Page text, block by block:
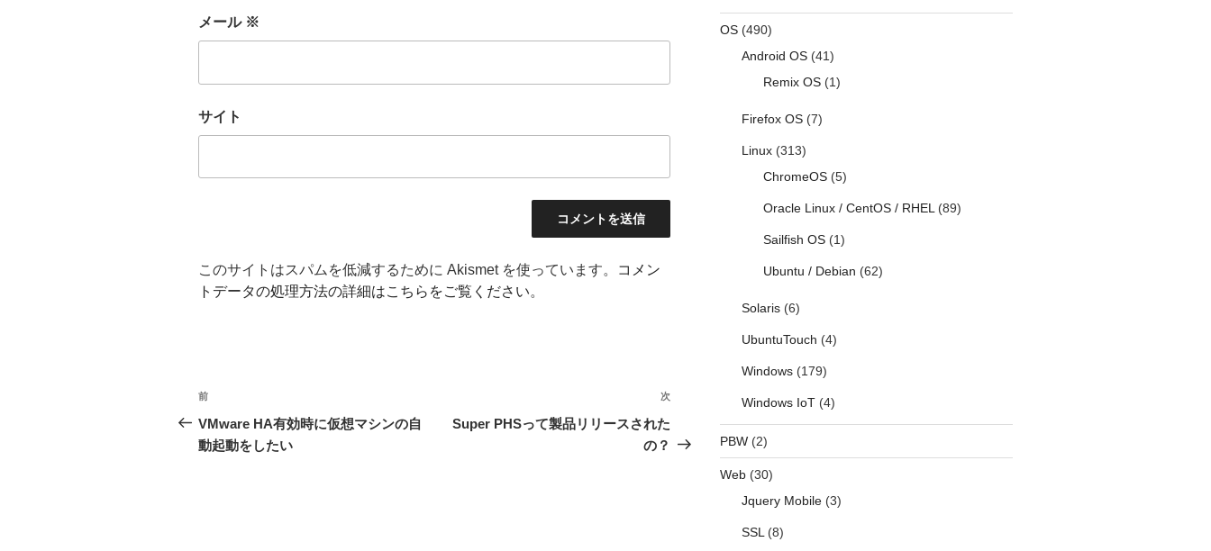
メール ※
サイト
このサイトはスパムを低減するために Akismet を使っています。
コメン
トデータの処理方法の詳細はこちらをご覧ください。
投
稿
ナ
前
の
投
前
VMware HA有効時に仮想マシンの自
動起動をしたい
次
投
次
Super PHSって製品リリースされた
の？
OS(490)
Android OS(41)
Remix OS(1)
Firefox OS(7)
Linux(313)
ChromeOS(5)
Oracle Linux / CentOS / RHEL(89)
Sailfish OS(1)
Ubuntu / Debian (62)
Solaris(6)
UbuntuTouch (4)
Windows(179)
Windows IoT(4)
PBW(2)
Web(30)
Jquery Mobile(3)
SSL(8)